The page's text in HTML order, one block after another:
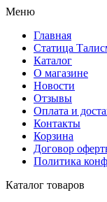
Меню
Главная
Статица
Каталог
О магазине
Новости
Отзывы
Оплата и
Контакты
Корзина
Договор
Политика
Каталог товаров